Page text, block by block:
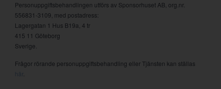
Personuppgiftsbehandlingen utförs av Sponsorhuset AB, org.nr.
556831-3109, med postadress:
Lagergatan 1 Hus B19a, 4 tr
415 11 Göteborg
Sverige.
Frågor rörande personuppgiftsbehandling eller Tjänsten kan ställas
här